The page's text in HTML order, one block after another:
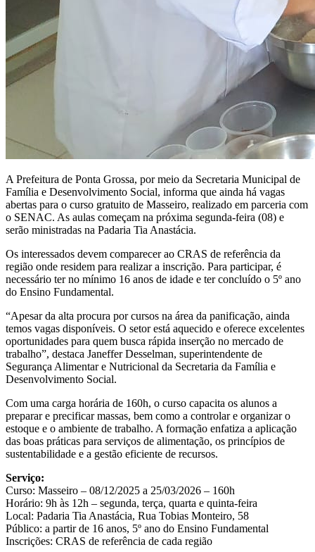
A Prefeitura de Ponta Grossa, por meio da Secretaria Municipal de
Família e Desenvolvimento Social, informa que ainda há vagas
abertas para o curso gratuito de Masseiro, realizado em parceria com
o SENAC. As aulas começam na próxima segunda-feira (08) e
serão ministradas na Padaria Tia Anastácia.
Os interessados devem comparecer ao CRAS de referência da
região onde residem para realizar a inscrição. Para participar, é
necessário ter no mínimo 16 anos de idade e ter concluído o 5º ano
do Ensino Fundamental.
“Apesar da alta procura por cursos na área da panificação, ainda
temos vagas disponíveis. O setor está aquecido e oferece excelentes
oportunidades para quem busca rápida inserção no mercado de
trabalho”, destaca Janeffer Desselman, superintendente de
Segurança Alimentar e Nutricional da Secretaria da Família e
Desenvolvimento Social.
Com uma carga horária de 160h, o curso capacita os alunos a
preparar e precificar massas, bem como a controlar e organizar o
estoque e o ambiente de trabalho. A formação enfatiza a aplicação
das boas práticas para serviços de alimentação, os princípios de
sustentabilidade e a gestão eficiente de recursos.
Serviço:
Curso: Masseiro – 08/12/2025 a 25/03/2026 – 160h
Horário: 9h às 12h – segunda, terça, quarta e quinta-feira
Local: Padaria Tia Anastácia, Rua Tobias Monteiro, 58
Público: a partir de 16 anos, 5º ano do Ensino Fundamental
Inscrições: CRAS de referência de cada região